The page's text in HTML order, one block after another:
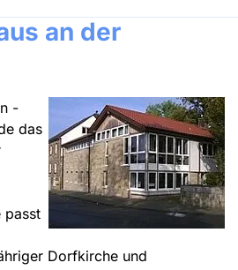
an der
-
das
passt
Dorfkirche und